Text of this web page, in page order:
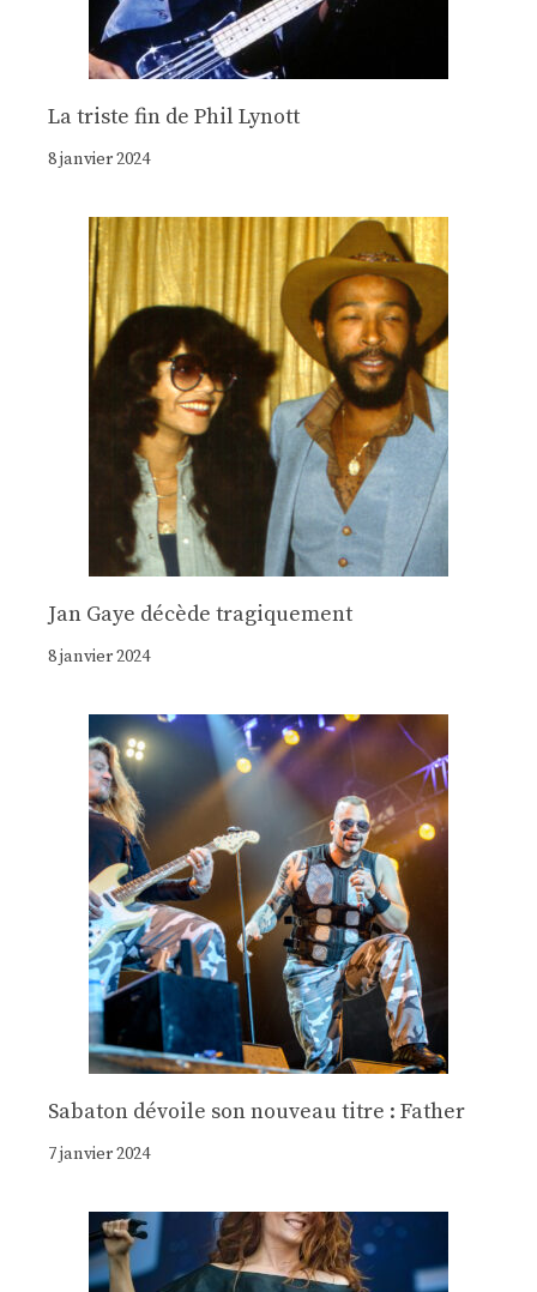
La triste fin de Phil Lynott
8 janvier 2024
Jan Gaye décède tragiquement
8 janvier 2024
Sabaton dévoile son nouveau titre : Father
7 janvier 2024